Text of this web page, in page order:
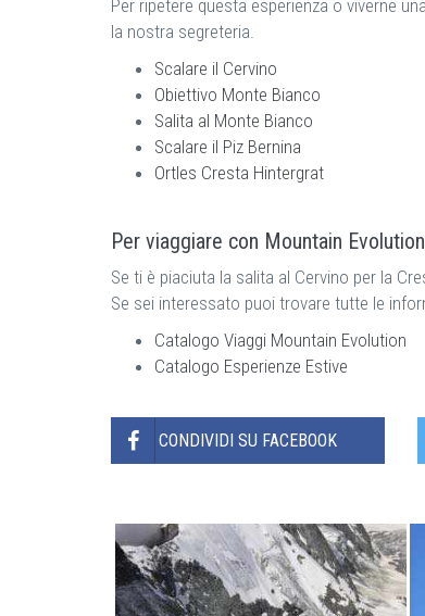
Per ripetere questa esperienza o viverne
la nostra segreteria.
Scalare il Cervino
Obiettivo Monte Bianco
Salita al Monte Bianco
Scalare il Piz Bernina
Ortles Cresta Hintergrat
Per viaggiare con Mountain Evolution
Se ti è piaciuta la salita al Cervino per la
Se sei interessato puoi trovare tutte le
Catalogo Viaggi Mountain Evolution
Catalogo Esperienze Estive
CONDIVIDI SU FACEBOOK